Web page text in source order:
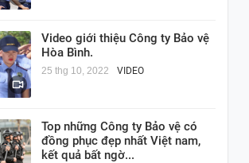
Video giới thiệu Công ty Bảo vệ
Hòa Bình.
25 thg 10, 2022 VIDEO
Top những Công ty Bảo vệ có
đồng phục đẹp nhất Việt nam,
kết quả bất ngờ...